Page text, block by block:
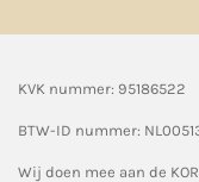
KVK nummer: 95186522
BTW-ID nummer:
Wij doen mee aan de